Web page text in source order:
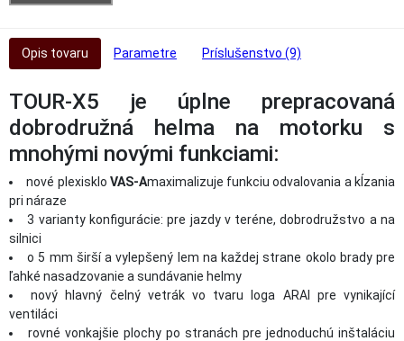
Opis tovaru Parametre Príslušenstvo (9)
TOUR-X5 je úplne prepracovaná
dobrodružná helma na motorku s
mnohými novými funkciami:
nové plexisklo VAS-Amaximalizuje funkciu odvalovania a kĺzania
pri náraze
3 varianty konfigurácie: pre jazdy v teréne, dobrodružstvo a na
silnici
o 5 mm širší a vylepšený lem na každej strane okolo brady pre
ľahké nasadzovanie a sundávanie helmy
nový hlavný čelný vetrák vo tvaru loga ARAI pre vynikající
ventiláci
rovné vonkajšie plochy po stranách pre jednoduchú inštaláciu